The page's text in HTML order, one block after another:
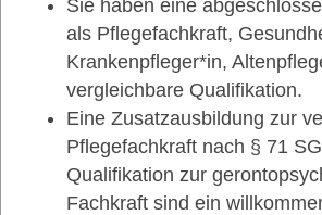
Sie haben eine
als Pflegefachkraft,
Krankenpfleger*in,
vergleichbare Qualifikation.
Eine Zusatzausbildung zur
Pflegefachkraft nach § 71
Qualifikation zur
Fachkraft sind ein